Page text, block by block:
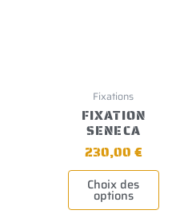
Fixations
FIXATION
SENECA
230,00 €
Choix des
options